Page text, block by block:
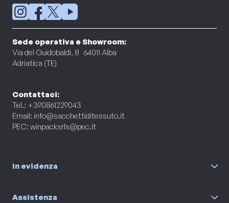
Sede operativa e Showroom:
Via del Guidobaldi, 8 64011 Alba
Adriatica (TE)
Contattaci:
Tel.: +390861229043
Email: info@sacchettiditessuto.it
PEC: winpacksrls@pec.it
In evidenza
Assistenza